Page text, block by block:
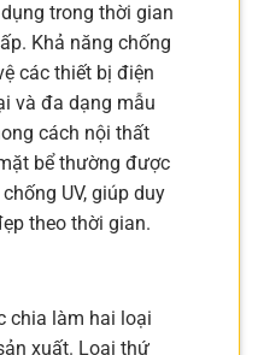
trong thời gian
Khả năng chống
các thiết bị điện
và đa dạng mẫu
cách nội thất
bể thường được
UV, giúp duy
theo thời gian.
chia làm hai loại
xuất. Loại thứ